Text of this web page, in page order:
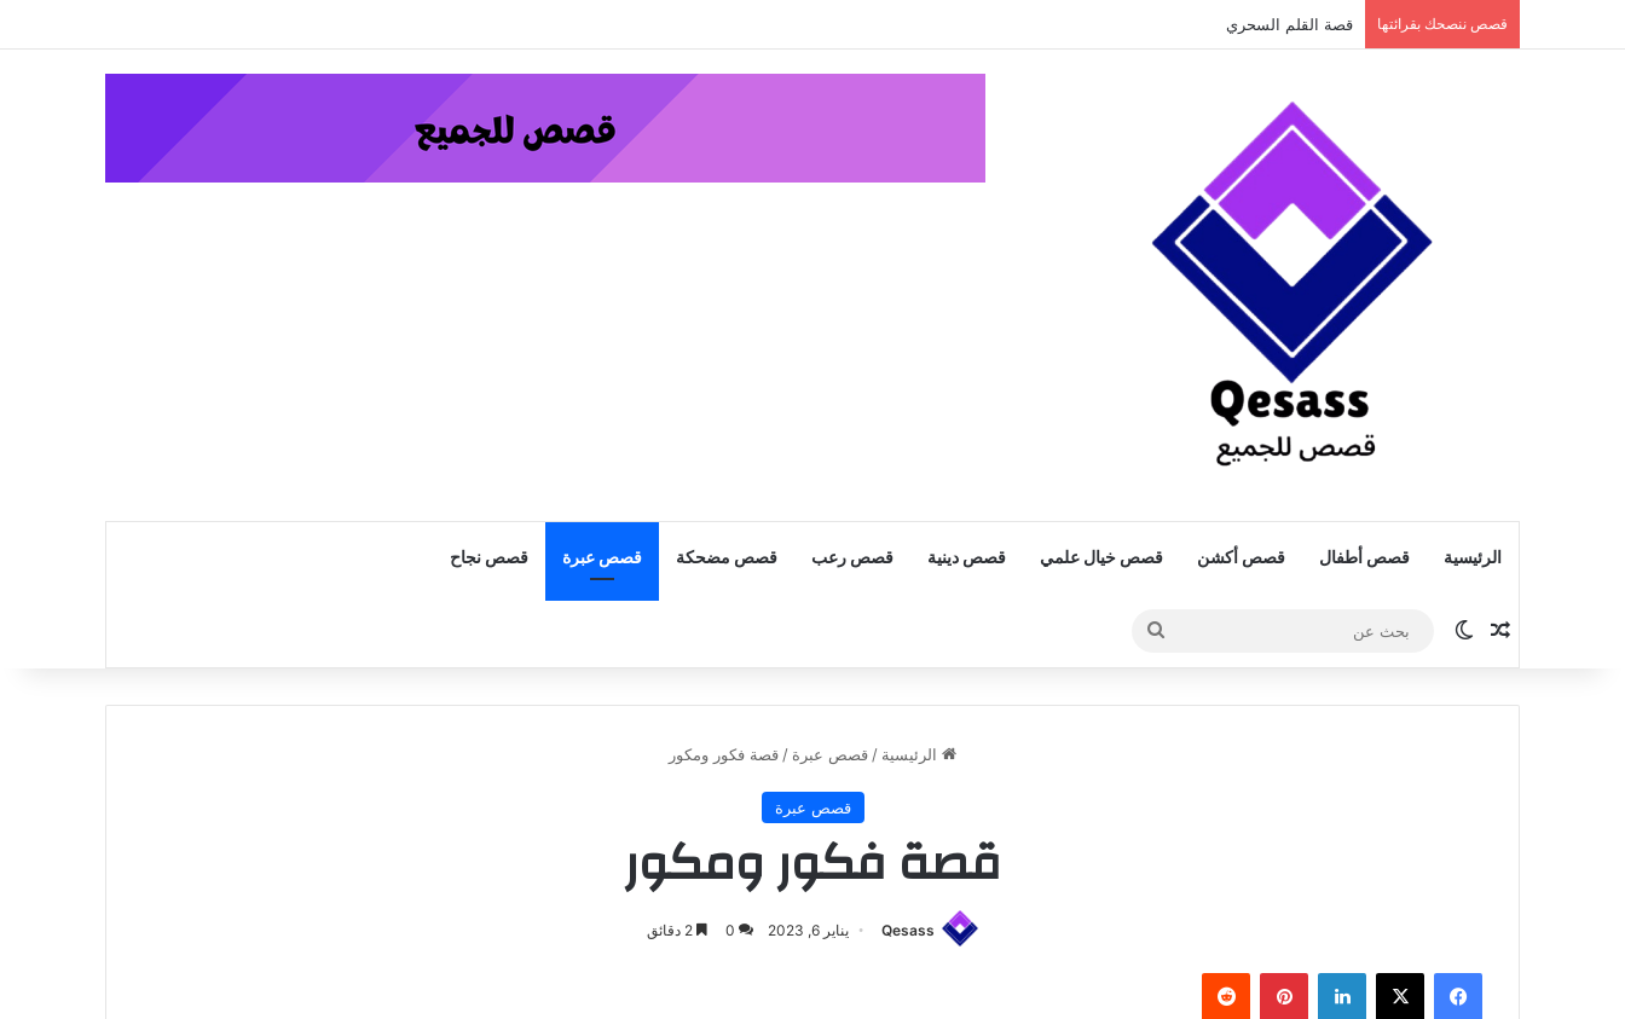
قصص ننصحك بقرائتها قصة الطفل الذي عاد من النار ج3
الرئيسية قصص أطفال قصص أكشن قصص خيال علمي قصص دينية قصص رعب قصص مضحكة قصص عبرة قصص نجاح
مقال عشوائي
الوضع المظلم
بحث
عن
الرئيسية / قصص عبرة / قصة فكور ومكور
قصص عبرة
قصة فكور ومكور
Qesass يناير 6, 2023 0
فيسبوك ‫X لينكدإن بينتيريست